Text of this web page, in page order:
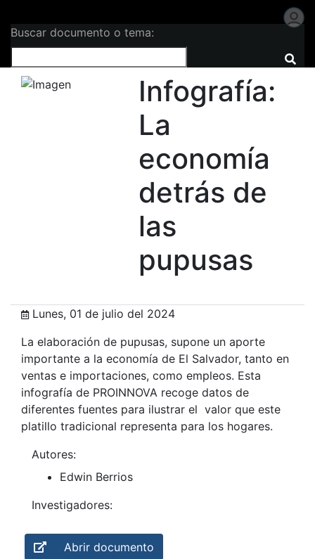
Buscar documento o tema:
Infografía:
La
economía
detrás de
las
pupusas
Lunes, 01 de julio del 2024
La elaboración de pupusas, supone un aporte
importante a la economía de El Salvador, tanto en
ventas e importaciones, como empleos. Esta
infografía de PROINNOVA recoge datos de
diferentes fuentes para ilustrar el valor que este
platillo tradicional representa para los hogares.
Autores:
Edwin Berrios
Investigadores:
Abrir documento